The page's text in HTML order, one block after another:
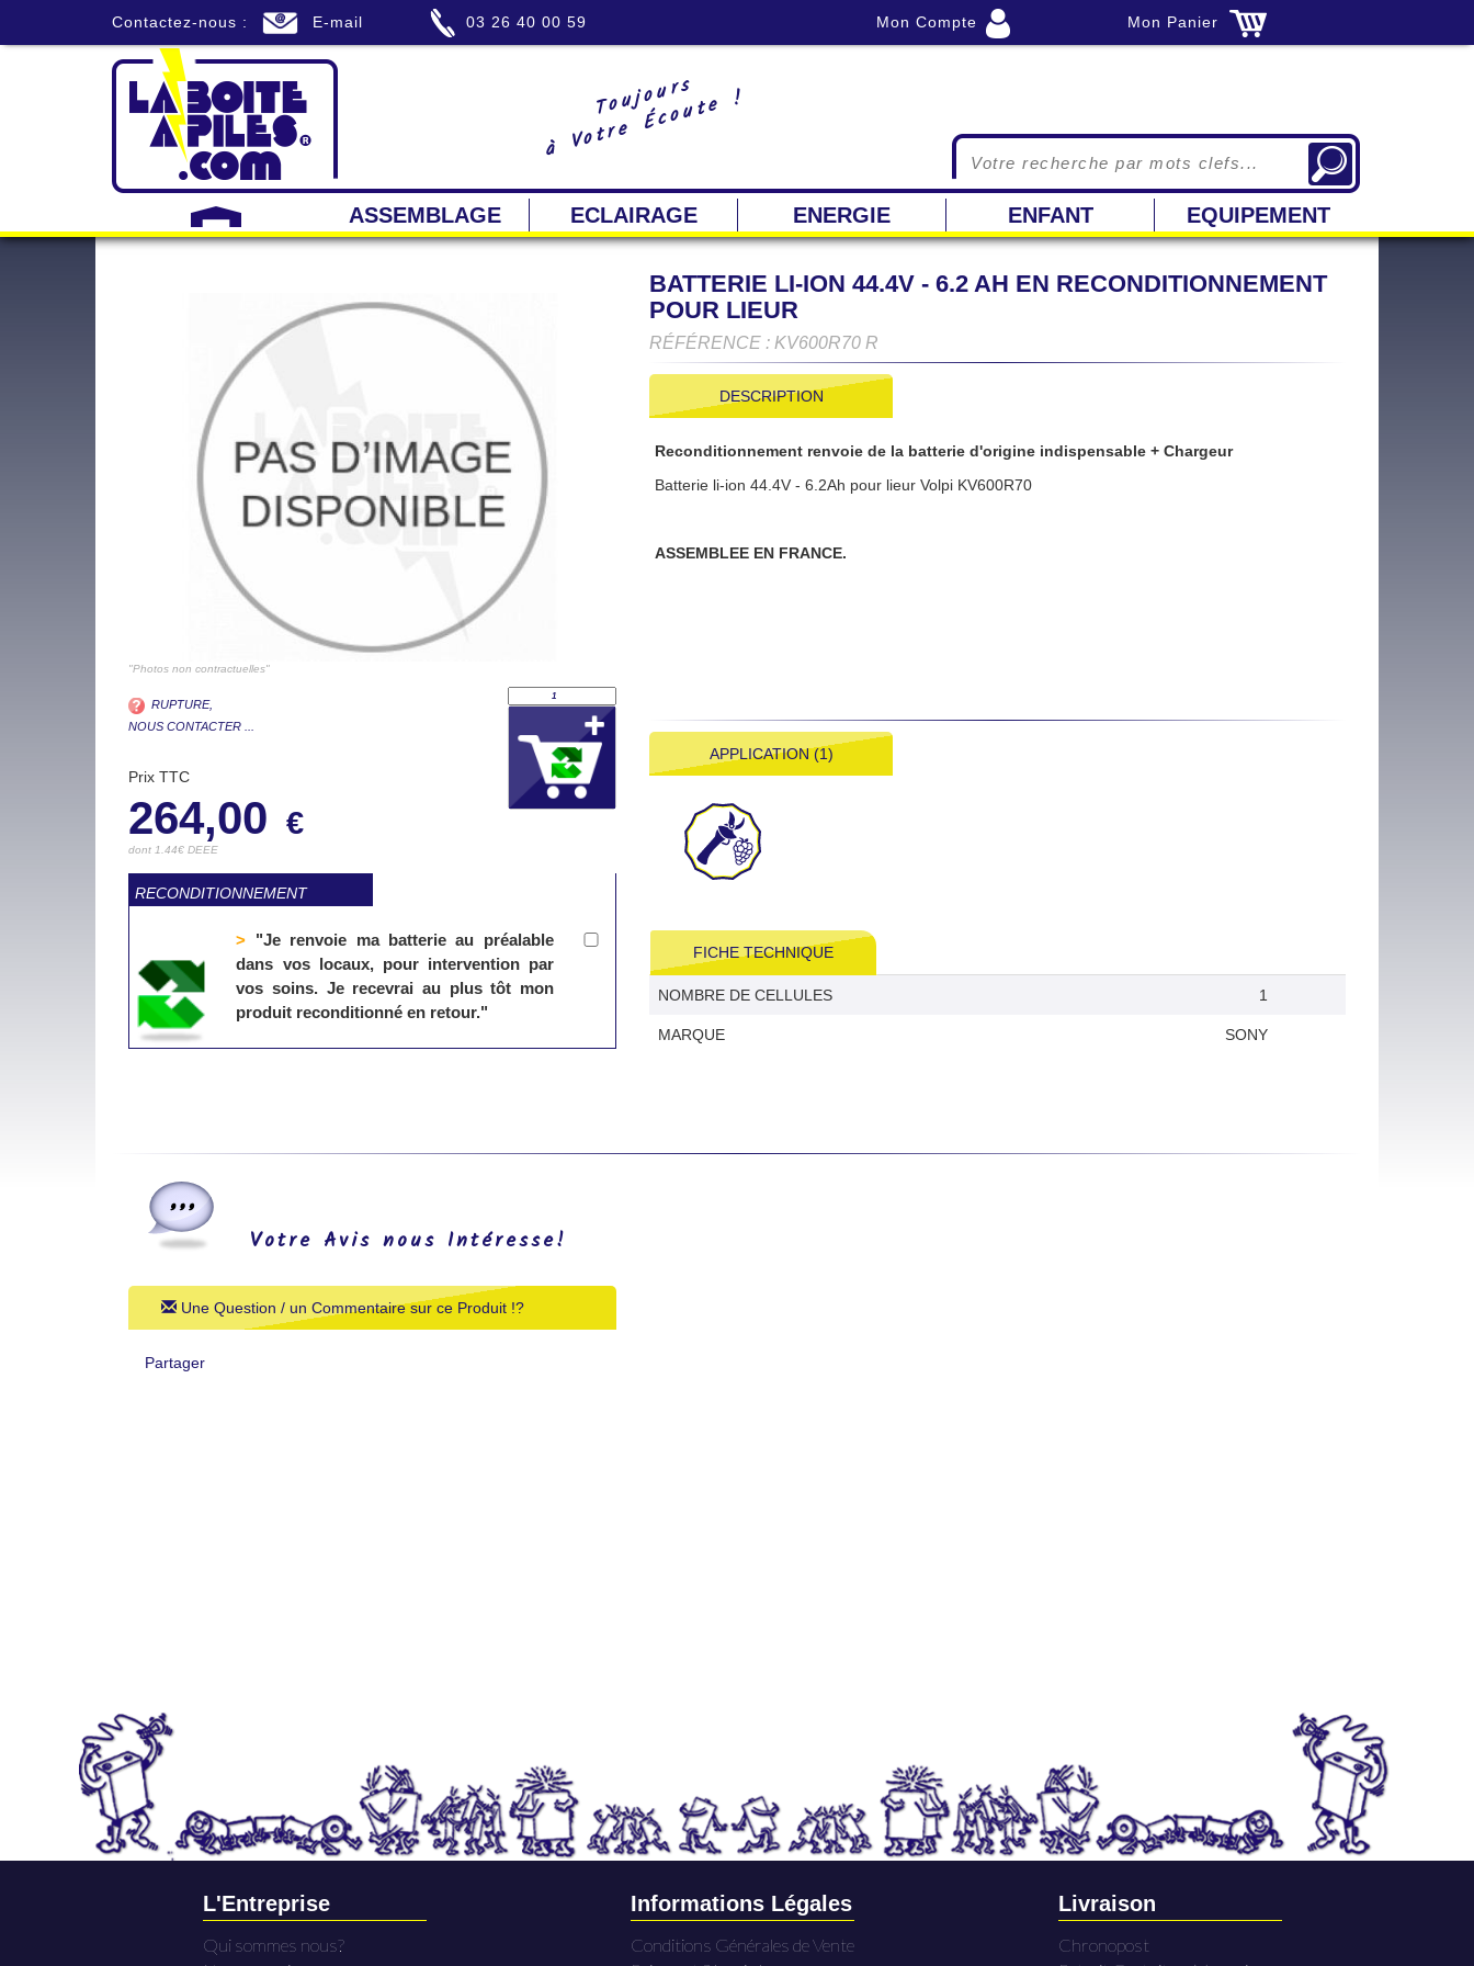
Contactez-nous : E-mail 03 26 40 00 59 Mon Compte Mon Panier
Toujours
à Votre Écoute !
ASSEMBLAGE ECLAIRAGE ENERGIE ENFANT EQUIPEMENT
BATTERIE LI-ION 44.4V - 6.2 AH EN RECONDITIONNEMENT
POUR LIEUR
RÉFÉRENCE : KV600R70 R
"Photos non contractuelles"
RUPTURE,
NOUS CONTACTER ...
Prix TTC
264,00 €
dont 1.44€ DEEE
RECONDITIONNEMENT
> "Je renvoie ma batterie au préalable
dans vos locaux, pour intervention par
vos soins. Je recevrai au plus tôt mon
produit reconditionné en retour."
DESCRIPTION
Reconditionnement renvoie de la batterie d'origine indispensable + Chargeur
Batterie li-ion 44.4V - 6.2Ah pour lieur Volpi KV600R70
ASSEMBLEE EN FRANCE.
APPLICATION (1)
FICHE TECHNIQUE
NOMBRE DE CELLULES 1
MARQUE SONY
Votre Avis nous Intéresse!
Une Question / un Commentaire sur ce Produit !?
Partager
L'Entreprise
Qui sommes nous?
Informations Légales
Conditions Générales de Vente
Livraison
Chronopost